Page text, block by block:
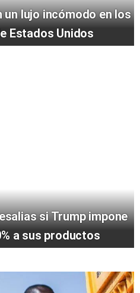
un lujo incómodo en los
Estados Unidos
si Trump impone
a sus productos